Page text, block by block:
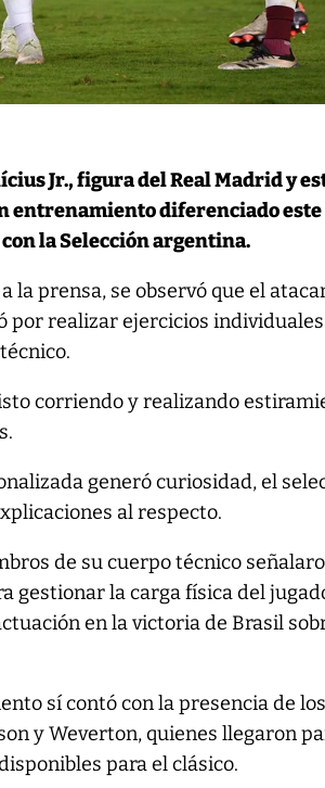
Jr., figura del Real Madrid y
entrenamiento diferenciado este
la Selección argentina.
la prensa, se observó que el
por realizar ejercicios
corriendo y realizando
generó curiosidad, el
al respecto.
de su cuerpo técnico
gestionar la carga física del
en la victoria de Brasil
sí contó con la presencia de
y Weverton, quienes llegaron
para el clásico.